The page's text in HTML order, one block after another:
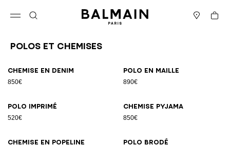
Panier
Polos Et Chemises
Chemise en denim
850€
Polo en maille
890€
Polo imprimé
520€
Chemise pyjama
850€
Chemise en popeline Polo brodé